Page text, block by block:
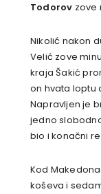
Todorov zove
Nikolić nakon
Velić zove
kraja Šakić
on hvata loptu
Napravljen je
jedno
bio i konačni
Kod
koševa i